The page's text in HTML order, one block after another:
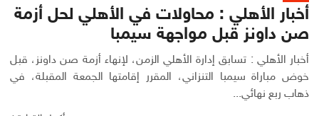
أخبار الأهلي : محاولات في الأهلي لحل أزمة
صن داونز قبل مواجهة سيمبا
أخبار الأهلي : تسابق إدارة الأهلي الزمن، لإنهاء أزمة صن داونز، قبل
خوض مباراة سيمبا التنزاني، المقرر إقامتها الجمعة المقبلة، في
ذهاب ربع نهائي...